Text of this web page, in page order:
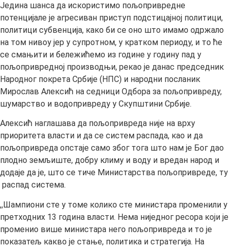
Једина шанса да искористимо пољопривредне
потенцијале је агресиван приступ подстицајној политици,
политици субвенција, како би се оно што имамо одржало
на том нивоу јер у супротном, у кратком периоду, и то ће
се смањити и бележићемо из године у годину пад у
пољопривредној производњи, рекао је данас председник
Народног покрета Србије (НПС) и народни посланик
Мирослав Алексић на седници Одбора за пољопривреду,
шумарство и водопривреду у Скупштини Србије.
Алексић наглашава да пољопривреда није на врху
приоритета власти и да се систем распада, као и да
пољопривреда опстаје само због тога што нам је Бог дао
плодно земљиште, добру климу и воду и вредан народ и
додаје да је, што се тиче Министарства пољопривреде, ту
распад система.
,,Шампиони сте у томе колико сте министара променили у
претходних 13 година власти. Нема ниједног ресора који је
променио више министара него пољопривреда и то је
показатељ какво је стање, политика и стратегија. На